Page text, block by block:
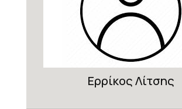
Ερρίκος Λίτσης